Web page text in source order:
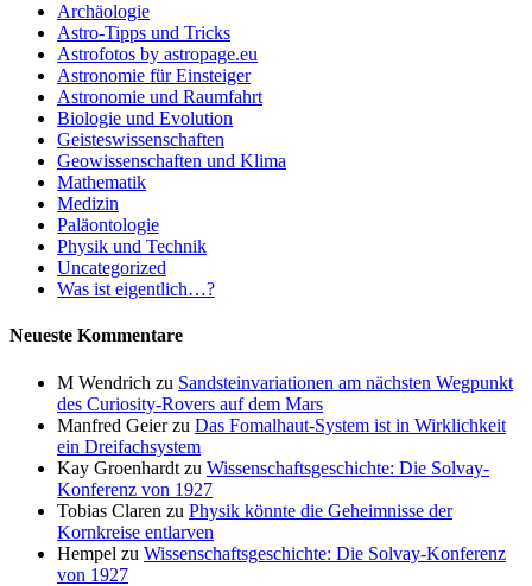
Archäologie
Astro-Tipps und Tricks
Astrofotos by astropage.eu
Astronomie für Einsteiger
Astronomie und Raumfahrt
Biologie und Evolution
Geisteswissenschaften
Geowissenschaften und Klima
Mathematik
Medizin
Paläontologie
Physik und Technik
Uncategorized
Was ist eigentlich…?
Neueste Kommentare
M Wendrich zu Sandsteinvariationen am nächsten Wegpunkt
des Curiosity-Rovers auf dem Mars
Manfred Geierzu Das Fomalhaut-System ist in Wirklichkeit
ein Dreifachsystem
Kay Groenhardt zu Wissenschaftsgeschichte: Die Solvay-
Konferenz von 1927
Tobias Claren zu Physik könnte die Geheimnisse der
Kornkreise entlarven
Hempel zu Wissenschaftsgeschichte: Die Solvay-Konferenz
von 1927